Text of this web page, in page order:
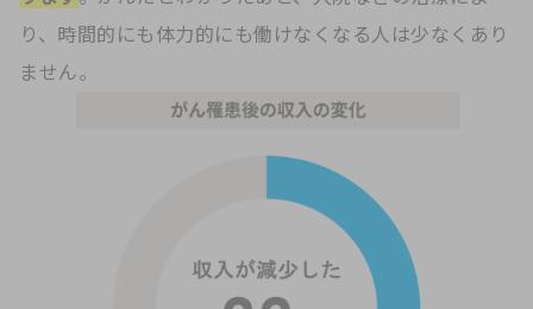
り、時間的にも体力的にも働けなくなる人は少なくあり
ません。